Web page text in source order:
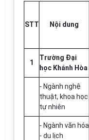
STT Nội dung
1
Trường Đại
học Khánh Hòa
- Ngành nghệ
thuật, khoa học
tự nhiên
- Ngành văn hóa
- du lịch